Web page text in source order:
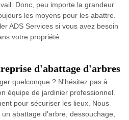
Donc, peu importe la grandeur
les moyens pour les abattre.
ADS Services si vous avez besoin
votre propriété.
d'abattage d'arbres
quelconque ? N'hésitez pas à
équipe de jardinier professionnel.
pour sécuriser les lieux. Nous
abattage d'arbre, dessouchage,